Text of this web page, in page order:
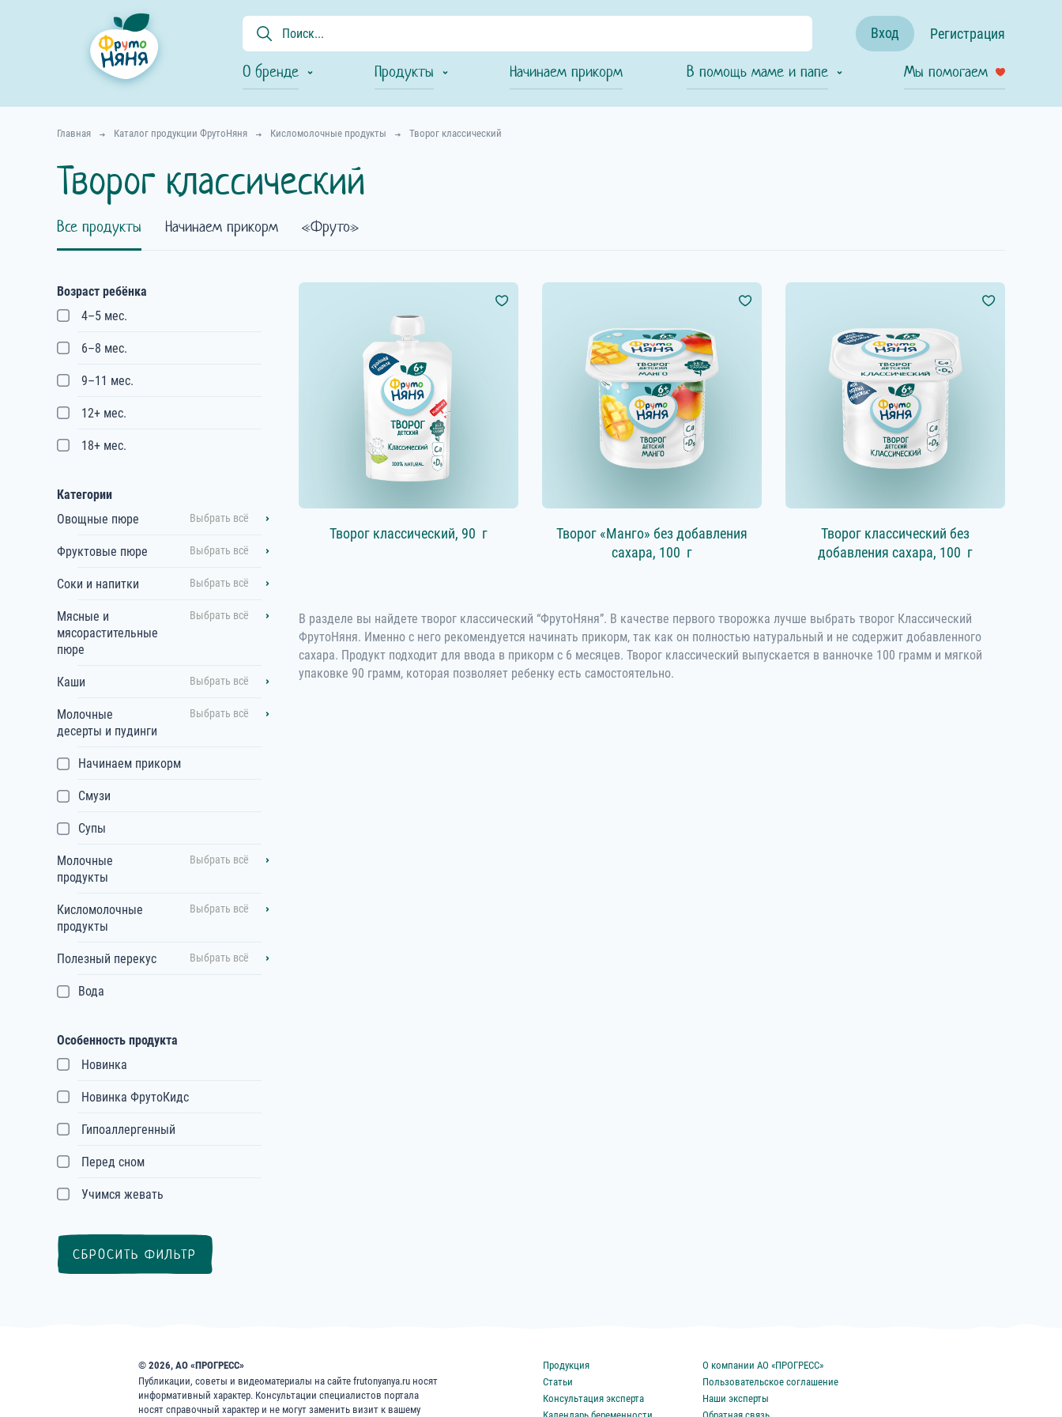
О бренде Продукты Начинаем прикорм В помощь маме и папе Мы помогаем
Регистрация
Вход
Главная Каталог продукции ФрутоНяня Кисломолочные продукты Творог классический
Творог классический
Все продукты Начинаем прикорм Фруто
Возраст ребёнка
4–5 мес.
6–8 мес.
9–11 мес.
12+ мес.
18+ мес.
Категории
Овощные пюре
Выбрать всё
Фруктовые пюре Выбрать всё
Соки и напитки Выбрать всё
Мясные и
мясорастительные
пюре
Выбрать всё
Каши Выбрать всё
Молочные
десерты и пудинги
Выбрать всё
Начинаем прикорм
Смузи
Супы
Молочные
продукты
Выбрать всё
Кисломолочные
продукты
Выбрать всё
Полезный перекус Выбрать всё
Вода
Особенность продукта
Новинка
Новинка ФрутоКидс
Гипоаллергенный
Перед сном
Учимся жевать
СБРОСИТЬ ФИЛЬТР
Творог классический, 90 г
Творог «Манго» без добавления
сахара, 100 г
Творог классический без
добавления сахара, 100 г
В разделе вы найдете творог классический “ФрутоНяня”. В качестве первого творожка лучше выбрать творог Классический
ФрутоНяня. Именно с него рекомендуется начинать прикорм, так как он полностью натуральный и не содержит добавленного
сахара. Продукт подходит для ввода в прикорм с 6 месяцев. Творог классический выпускается в ванночке 100 грамм и мягкой
упаковке 90 грамм, которая позволяет ребенку есть самостоятельно.
© 2026, АО «ПРОГРЕСС»
Публикации, советы и видеоматериалы на сайте frutonyanya.ru носят
информативный характер. Консультации специалистов портала
носят справочный характер и не могут заменить визит к вашему
Продукция
Статьи
Консультация эксперта
О компании АО «ПРОГРЕСС»
Пользовательское соглашение
Наши эксперты